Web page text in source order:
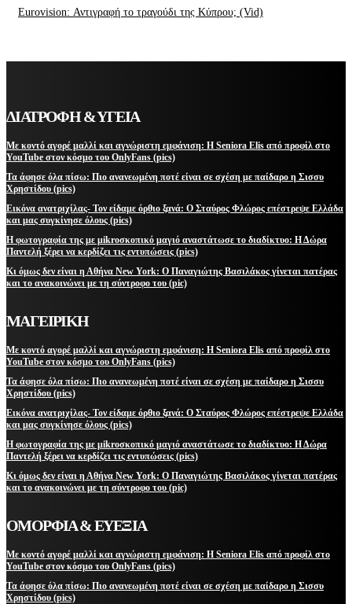
Eurovision: Αντιγραφή το τραγούδι της Κύπρου; (Vid)
ΔΙΑΤΡΟΦΗ & ΥΓΕΙΑ
Με κοντό αγορέ μαλλί και αγνώριστη εμφάνιση: Η Seniora Elis από προφίλ στο
YouTube στον κόσμο του OnlyFans (pics)
Τα άφησε όλα πίσω: Πιο ανανεωμένη ποτέ είναι σε σχέση με παίδαρο η Σισσυ
Χρηστίδου (pics)
Εικόνα ανατριχίλας- Τον είδαμε όρθιο ξανά: Ο Σταύρος Φλώρος επέστρεψε Ελλάδα
και μας συγκίνησε όλους (pics)
Η φωτογραφία της με μikroσκοπικό μαγιό αναστάτωσε το διαδίκτυο: Η Δώρα
Παντελή ξέρει να κερδίζει τις εντυπώσεις (pics)
Κι όμως δεν είναι η Αθήνα New York: Ο Παναγιώτης Βασιλάκος γίνεται πατέρας
και το ανακοινώνει με τη σύντροφο του (pic)
ΜΑΓΕΙΡΙΚΗ
Με κοντό αγορέ μαλλί και αγνώριστη εμφάνιση: Η Seniora Elis από προφίλ στο
YouTube στον κόσμο του OnlyFans (pics)
Τα άφησε όλα πίσω: Πιο ανανεωμένη ποτέ είναι σε σχέση με παίδαρο η Σισσυ
Χρηστίδου (pics)
Εικόνα ανατριχίλας- Τον είδαμε όρθιο ξανά: Ο Σταύρος Φλώρος επέστρεψε Ελλάδα
και μας συγκίνησε όλους (pics)
Η φωτογραφία της με μikroσκοπικό μαγιό αναστάτωσε το διαδίκτυο: Η Δώρα
Παντελή ξέρει να κερδίζει τις εντυπώσεις (pics)
Κι όμως δεν είναι η Αθήνα New York: Ο Παναγιώτης Βασιλάκος γίνεται πατέρας
και το ανακοινώνει με τη σύντροφο του (pic)
ΟΜΟΡΦΙΑ & ΕΥΕΞΙΑ
Με κοντό αγορέ μαλλί και αγνώριστη εμφάνιση: Η Seniora Elis από προφίλ στο
YouTube στον κόσμο του OnlyFans (pics)
Τα άφησε όλα πίσω: Πιο ανανεωμένη ποτέ είναι σε σχέση με παίδαρο η Σισσυ
Χρηστίδου (pics)